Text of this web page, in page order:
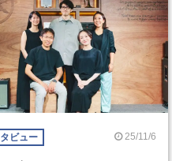
ビュー 25/11/6